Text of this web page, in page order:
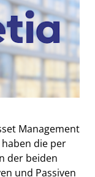
Management
die per
der beiden
und Passiven